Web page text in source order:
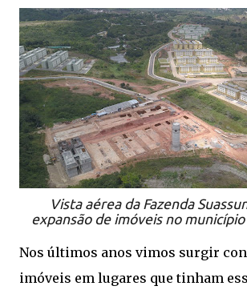
Vista aérea da Fazenda
expansão de imóveis no
Nos últimos anos vimos surgir
imóveis em lugares que tinham